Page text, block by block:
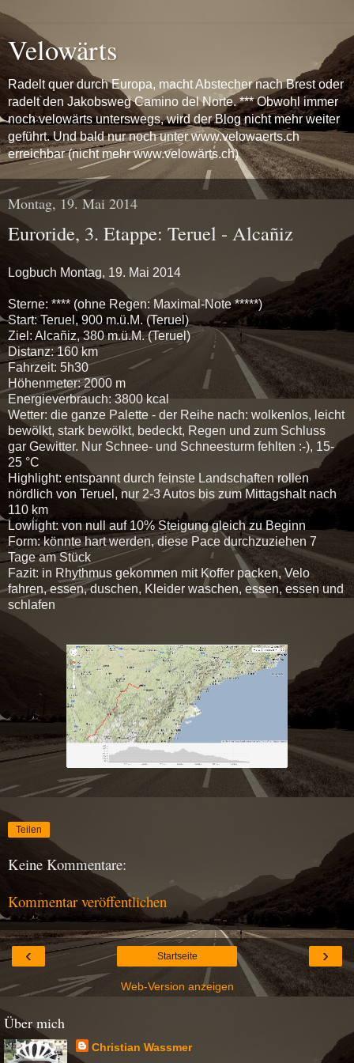
Velowärts
Radelt quer durch Europa, macht Abstecher nach Brest oder
radelt den Jakobsweg Camino del Norte. *** Obwohl immer
noch velowärts unterswegs, wird der Blog nicht mehr weiter
geführt. Und bald nur noch unter www.velowaerts.ch
erreichbar (nicht mehr www.velowärts.ch)
Montag, 19. Mai 2014
Euroride, 3. Etappe: Teruel - Alcañiz
Logbuch Montag, 19. Mai 2014
Sterne: **** (ohne Regen: Maximal-Note *****)
Start: Teruel, 900 m.ü.M. (Teruel)
Ziel: Alcañiz, 380 m.ü.M. (Teruel)
Distanz: 160 km
Fahrzeit: 5h30
Höhenmeter: 2000 m
Energieverbrauch: 3800 kcal
Wetter: die ganze Palette - der Reihe nach: wolkenlos, leicht
bewölkt, stark bewölkt, bedeckt, Regen und zum Schluss
gar Gewitter. Nur Schnee- und Schneesturm fehlten :-), 15-
25 °C
Highlight: entspannt durch feinste Landschaften rollen
nördlich von Teruel, nur 2-3 Autos bis zum Mittagshalt nach
110 km
Lowlight: von null auf 10% Steigung gleich zu Beginn
Form: könnte hart werden, diese Pace durchzuziehen 7
Tage am Stück
Fazit: in Rhythmus gekommen mit Koffer packen, Velo
fahren, essen, duschen, Kleider waschen, essen, essen und
schlafen
Teilen
Keine Kommentare:
Kommentar veröffentlichen
‹ ›
Startseite
Web-Version anzeigen
Über mich
Christian Wassmer